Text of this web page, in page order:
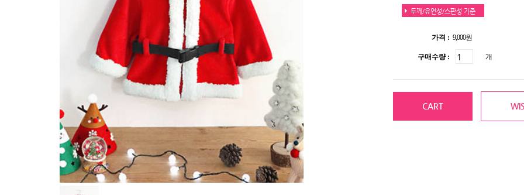
두께/유연성/스판성 기준
가격 : 9,000원
구매수량 : 개
CART